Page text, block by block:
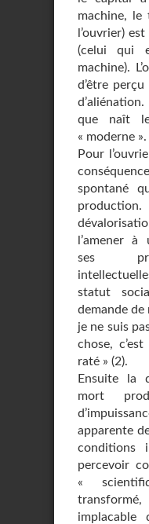
machine, le
l’ouvrier)
(celui qui
machine).
d’être
que naît
« moderne ».
Pour
spontané
l’amener
ses
statut
demande de
je ne suis
chose,
raté » (2).
Ensuite la
mort
apparente
conditions
percevoir
«
implacable